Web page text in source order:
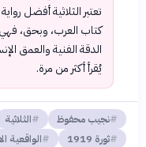
تعتبر الثلاثية أفضل
كتاب العرب، وبحق،
الدقة الفنية والعمق
يُقرأ أكثر من مرة.
نجيب محفوظ الثلاثية
ثورة 1919
الواقعية